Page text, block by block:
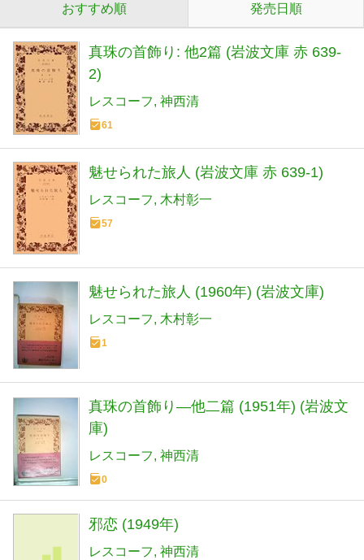
おすすめ順 発売日順
真珠の首飾り: 他2篇 (岩波文庫 赤 639-
2)
レスコーフ 神西清
61
魅せられた旅人 (岩波文庫 赤 639-1)
レスコーフ 木村彰一
57
魅せられた旅人 (1960年) (岩波文庫)
レスコーフ 木村彰一
1
真珠の首飾り―他二篇 (1951年) (岩波文
庫)
レスコーフ 神西清
0
邪恋 (1949年)
レスコーフ 神西清